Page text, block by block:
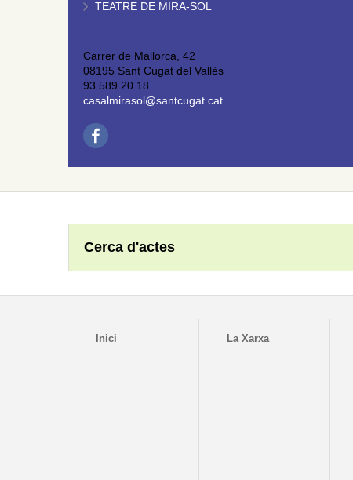
TEATRE DE MIRA-SOL
Carrer de Mallorca, 42
08195 Sant Cugat del Vallès
93 589 20 18
casalmirasol@santcugat.cat
Cerca d'actes
Inici La Xarxa